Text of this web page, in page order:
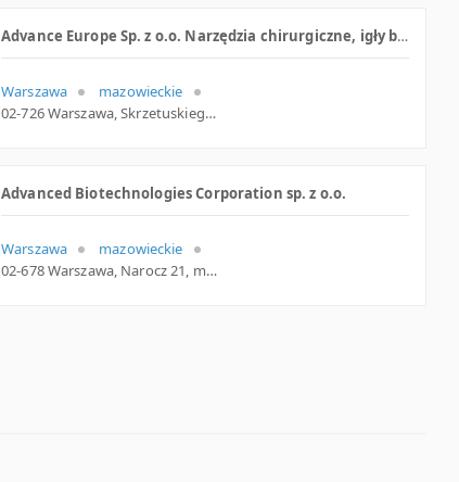
Advance Europe Sp. z o.o. Narzędzia chirurgiczne, igły biopsyjne
Warszawa
mazowieckie
02-726 Warszawa, Skrzetuskiego 30, woj. Mazowieckie, pow. Warszawa, gm. Warszawa
Advanced Biotechnologies Corporation sp. z o.o.
Warszawa
mazowieckie
02-678 Warszawa, Narocz 21, mazowieckie